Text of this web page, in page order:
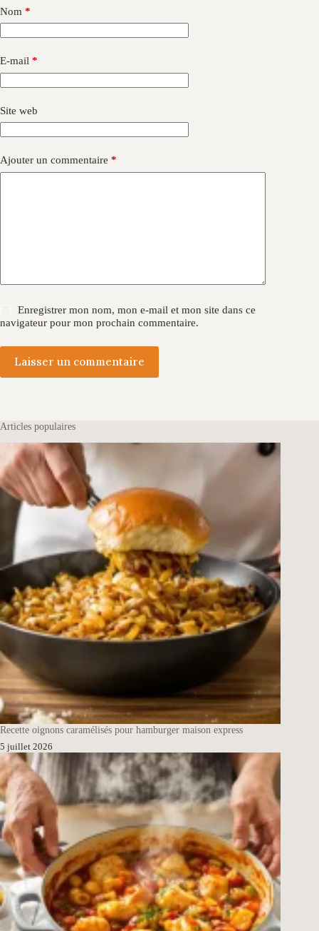
Nom *
E-mail *
Site web
Ajouter un commentaire *
Enregistrer mon nom, mon e-mail et mon site dans ce
navigateur pour mon prochain commentaire.
Laisser un commentaire
Articles populaires
Recette oignons caramélisés pour hamburger maison express
5 juillet 2026